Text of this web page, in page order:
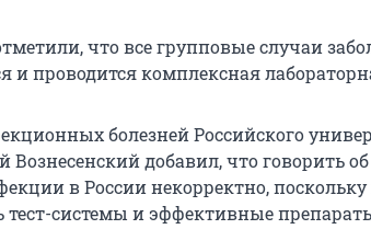
что все групповые случаи
и проводится комплексная
болезней Российского
Вознесенский добавил, что говорить
в России некорректно, поскольку
тест-системы и эффективные